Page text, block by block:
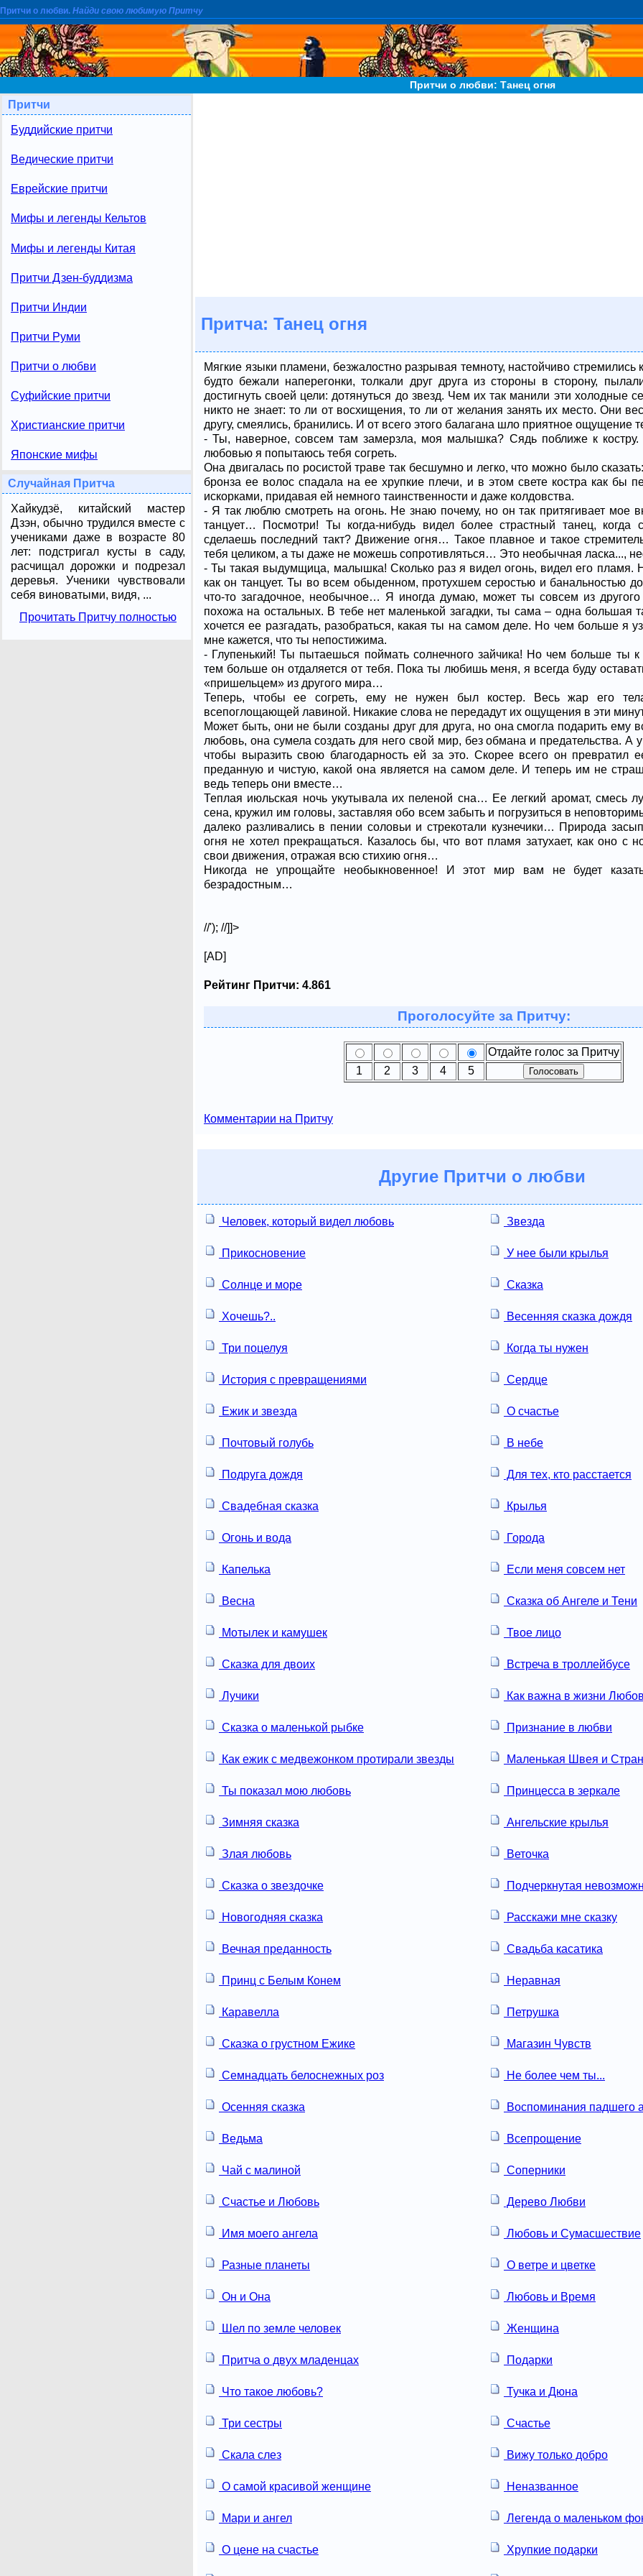
Притчи о любви. Найди свою любимую Притчу
Притчи о любви: Танец огня
Притчи
Буддийские притчи
Ведические притчи
Еврейские притчи
Мифы и легенды Кельтов
Мифы и легенды Китая
Притчи Дзен-буддизма
Притчи Индии
Притчи Руми
Притчи о любви
Суфийские притчи
Христианские притчи
Японские мифы
Случайная Притча
Хайкудзё, китайский мастер
Дзэн, обычно трудился вместе с
учениками даже в возрасте 80
лет: подстригал кусты в саду,
расчищал дорожки и подрезал
деревья. Ученики чувствовали
себя виноватыми, видя, ...
Прочитать Притчу полностью
Притча: Танец огня
Мягкие языки пламени, безжалостно разрывая темноту, настойчиво стремились
будто бежали наперегонки, толкали друг друга из стороны в сторону,
достигнуть своей цели: дотянуться до звезд. Чем их так манили эти холодные
никто не знает: то ли от восхищения, то ли от желания занять их место. Они
другу, смеялись, бранились. И от всего этого балагана шло приятное ощущение
- Ты, наверное, совсем там замерзла, моя малышка? Сядь поближе к
любовью я попытаюсь тебя согреть.
Она двигалась по росистой траве так бесшумно и легко, что можно было
бронза ее волос спадала на ее хрупкие плечи, и в этом свете костра как бы
искорками, придавая ей немного таинственности и даже колдовства.
- Я так люблю смотреть на огонь. Не знаю почему, но он так притягивает мое
танцует… Посмотри! Ты когда-нибудь видел более страстный танец, когда
сделаешь последний такт? Движение огня… Такое плавное и такое
тебя целиком, а ты даже не можешь сопротивляться… Это необычная ласка...,
- Ты такая выдумщица, малышка! Сколько раз я видел огонь, видел его пламя.
как он танцует. Ты во всем обыденном, протухшем серостью и банальностью
что-то загадочное, необычное… Я иногда думаю, может ты совсем из
похожа на остальных. В тебе нет маленькой загадки, ты сама – одна большая
хочется ее разгадать, разобраться, какая ты на самом деле. Но чем больше я
мне кажется, что ты непостижима.
- Глупенький! Ты пытаешься поймать солнечного зайчика! Но чем больше ты
тем больше он отдаляется от тебя. Пока ты любишь меня, я всегда буду
«пришельцем» из другого мира…
Теперь, чтобы ее согреть, ему не нужен был костер. Весь жар его
всепоглощающей лавиной. Никакие слова не передадут их ощущения в эти
Может быть, они не были созданы друг для друга, но она смогла подарить ему
любовь, она сумела создать для него свой мир, без обмана и предательства. А
чтобы выразить свою благодарность ей за это. Скорее всего он превратил
преданную и чистую, какой она является на самом деле. И теперь им не
ведь теперь они вместе…
Теплая июльская ночь укутывала их пеленой сна… Ее легкий аромат, смесь
сена, кружил им головы, заставляя обо всем забыть и погрузиться в
далеко разливались в пении соловьи и стрекотали кузнечики… Природа
огня не хотел прекращаться. Казалось бы, что вот пламя затухает, как оно с
свои движения, отражая всю стихию огня…
Никогда не упрощайте необыкновенное! И этот мир вам не будет
безрадостным…
//'); //]]>
[AD]
Рейтинг Притчи: 4.861
Проголосуйте за Притчу:
Отдайте голос за Притчу
1
2 3 4 5
Комментарии на Притчу
Другие Притчи о любви
Человек, который видел любовь Звезда
Прикосновение У нее были крылья
Солнце и море Сказка
Хочешь?.. Весенняя сказка дождя
Три поцелуя Когда ты нужен
История с превращениями Сердце
Ежик и звезда О счастье
Почтовый голубь В небе
Подруга дождя Для тех, кто расстается
Свадебная сказка Крылья
Огонь и вода Города
Капелька Если меня совсем нет
Весна Сказка об Ангеле и Тени
Мотылек и камушек Твое лицо
Сказка для двоих Встреча в троллейбусе
Лучики Как важна в жизни
Сказка о маленькой рыбке Признание в любви
Как ежик с медвежонком протирали звезды Маленькая Швея и
Ты показал мою любовь Принцесса в зеркале
Зимняя сказка Ангельские крылья
Злая любовь Веточка
Сказка о звездочке Подчеркнутая
Новогодняя сказка Расскажи мне сказку
Вечная преданность Свадьба касатика
Принц с Белым Конем Неравная
Каравелла Петрушка
Сказка о грустном Ежике Магазин Чувств
Семнадцать белоснежных роз Не более чем ты...
Осенняя сказка Воспоминания падшего
Ведьма Всепрощение
Чай с малиной Соперники
Счастье и Любовь Дерево Любви
Имя моего ангела Любовь и Сумасшествие
Разные планеты О ветре и цветке
Он и Она Любовь и Время
Шел по земле человек Женщина
Притча о двух младенцах Подарки
Что такое любовь? Тучка и Дюна
Три сестры Счастье
Скала слез Вижу только добро
О самой красивой женщине Неназванное
Мари и ангел Легенда о маленьком
О цене на счастье Хрупкие подарки